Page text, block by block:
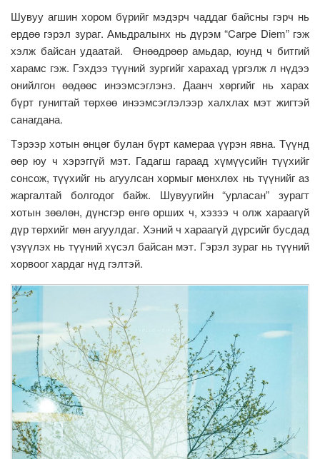
Шувуу агшин хором бүрийг мэдэрч чаддаг байсны гэрч нь
ердөө гэрэл зураг. Амьдралынх нь дүрэм “Carpe Diem” гэж
хэлж байсан удаатай. Өнөөдрөөр амьдар, юунд ч битгий
харамс гэж. Гэхдээ түүний зургийг харахад үргэлж л нүдээ
онийлгон өөдөөс инээмсэглэнэ. Даанч хөргийг нь харах
бүрт гунигтай төрхөө инээмсэглэлээр халхлах мэт жигтэй
санагдана.
Тэрээр хотын өнцөг булан бүрт камераа үүрэн явна. Түүнд
өөр юу ч хэрэггүй мэт. Гадагш гараад хүмүүсийн түүхийг
сонсож, түүхийг нь агуулсан хормыг мөнхлөх нь түүнийг аз
жаргалтай болгодог байж. Шувуугийн “урласан” зурагт
хотын зөөлөн, дүнсгэр өнгө орших ч, хэзээ ч олж хараагүй
дүр төрхийг мөн агуулдаг. Хэний ч хараагүй дүрсийг бусдад
үзүүлэх нь түүний хүсэл байсан мэт. Гэрэл зураг нь түүний
хорвоог хардаг нүд гэлтэй.